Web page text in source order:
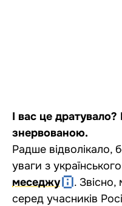
І вас це
знервованою.
Радше відволікало,
уваги з
меседжу
.
серед учасників